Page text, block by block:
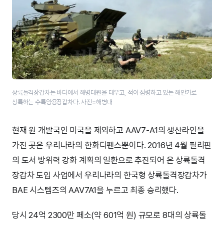
상륙돌격장갑차는 바다에서 해병대원을 태우고, 적이 점령하고 있는 해안가로
상륙하는 수륙양용장갑차다. 사진=해병대
현재 원 개발국인 미국을 제외하고 AAV7-A1의 생산라인을
가진 곳은 우리나라의 한화디펜스뿐이다. 2016년 4월 필리핀
의 도서 방위력 강화 계획의 일환으로 추진되어 온 상륙돌격
장갑차 도입 사업에서 우리나라의 한국형 상륙돌격장갑차가
BAE 시스템즈의 AAV7A1을 누르고 최종 승리했다.
당시 24억 2300만 페소(약 601억 원) 규모로 8대의 상륙돌